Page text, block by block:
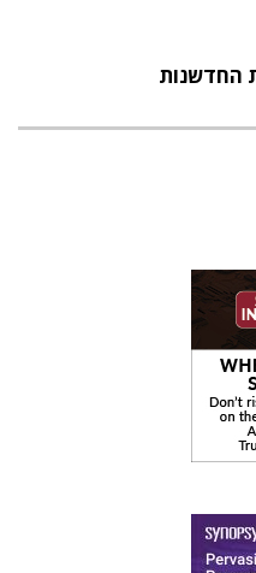
החדשנות